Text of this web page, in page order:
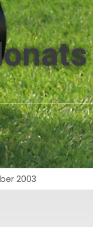
2003